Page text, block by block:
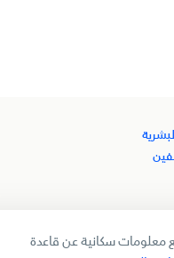
معلومات سكانية عن قاعدة